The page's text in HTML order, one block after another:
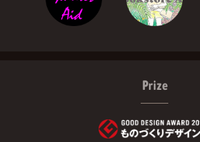
Prize